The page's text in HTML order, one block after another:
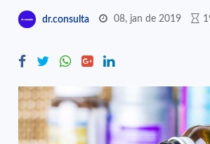
dr.consulta 08, jan de 2019